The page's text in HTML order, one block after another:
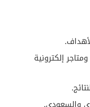
إلكترونية